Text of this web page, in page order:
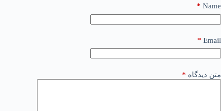
Name
*
Email
*
متن دیدگاه *